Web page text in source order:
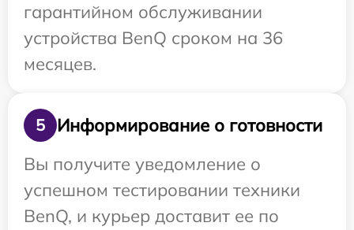
гарантийном обслуживании
устройства BenQ сроком на 36
месяцев.
5
Информирование о готовности
Вы получите уведомление о
успешном тестировании техники
BenQ, и курьер доставит ее по